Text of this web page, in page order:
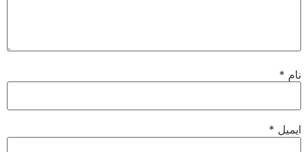
نام *
ایمیل *